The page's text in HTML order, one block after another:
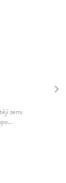
zemi